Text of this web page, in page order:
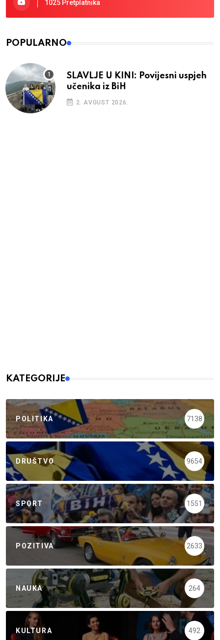
1025 Pretplatnika
POPULARNO
SLAVLJE U KINI: Povijesni uspjeh
učenika iz BiH
2. AVGUST 2026.
KATEGORIJE
POLITIKA 7138
DRUŠTVO 9654
SPORT 1551
POZITIVA 2633
NAUKA 264
KULTURA 492